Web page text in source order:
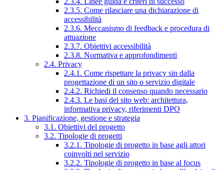
2.3.5. Come rilasciare una dichiarazione di
accessibilità
2.3.6. Meccanismo di feedback e procedura di
attuazione
2.3.7. Obiettivi accessibilità
2.3.8. Normativa e approfondimenti
2.4. Privacy
2.4.1. Come rispettare la privacy sin dalla
progettazione di un sito o servizio digitale
2.4.2. Richiedi il consenso quando necessario
2.4.3. Le basi del sito web: architettura,
informativa privacy, riferimenti DPO
3. Pianificazione, gestione e strategia
3.1. Obiettivi del progetto
3.2. Tipologie di progetti
3.2.1. Tipologie di progetto in base agli attori
coinvolti nel servizio
3.2.2. Tipologie di progetto in base al focus